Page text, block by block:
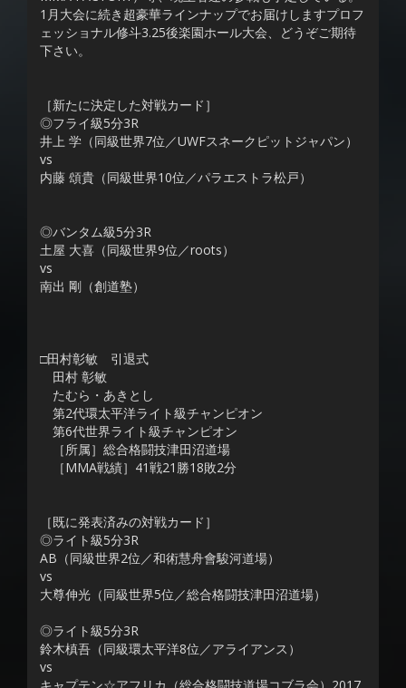
1月大会に続き超豪華ラインナップでお届けしますプロフ
ェッショナル修斗3.25後楽園ホール大会、どうぞご期待
下さい。
［新たに決定した対戦カード］
◎フライ級5分3R
井上 学（同級世界7位／UWFスネークピットジャパン）
vs
内藤 頌貴（同級世界10位／パラエストラ松戸）
◎バンタム級5分3R
土屋 大喜（同級世界9位／roots）
vs
南出 剛（創道塾）
□田村彰敏 引退式
田村 彰敏
たむら・あきとし
第2代環太平洋ライト級チャンピオン
第6代世界ライト級チャンピオン
［所属］総合格闘技津田沼道場
［MMA戦績］41戦21勝18敗2分
［既に発表済みの対戦カード］
◎ライト級5分3R
AB（同級世界2位／和術慧舟會駿河道場）
vs
大尊伸光（同級世界5位／総合格闘技津田沼道場）
◎ライト級5分3R
鈴木槙吾（同級環太平洋8位／アライアンス）
vs